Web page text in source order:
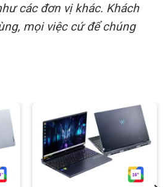
các đơn vị khác. Khách
mọi việc cứ để chúng